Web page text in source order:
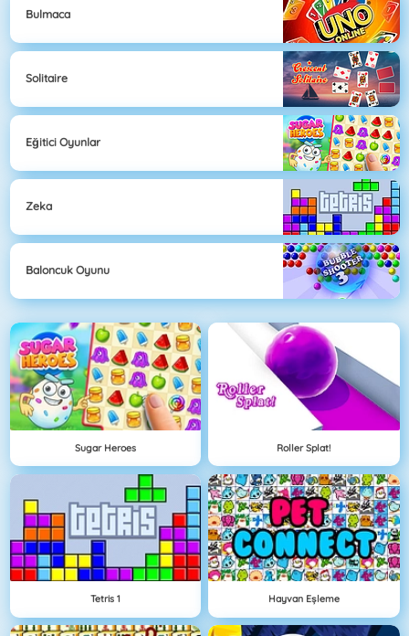
Bulmaca
Solitaire
Eğitici Oyunlar
Zeka
Baloncuk Oyunu
Sugar Heroes Roller Splat!
Tetris 1 Hayvan Eşleme